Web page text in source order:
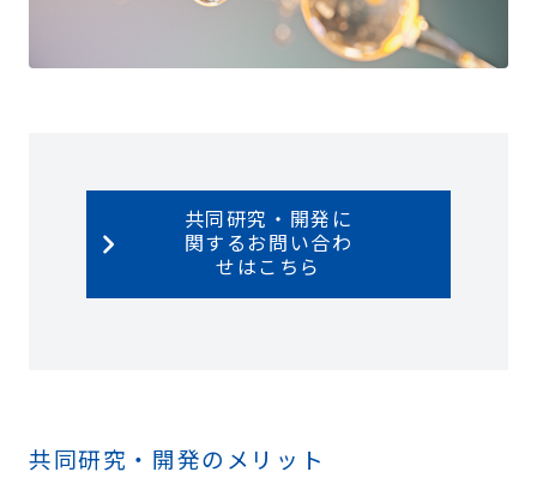
共同研究・開発に
関するお問い合わ
せはこちら
共同研究・開発のメリット